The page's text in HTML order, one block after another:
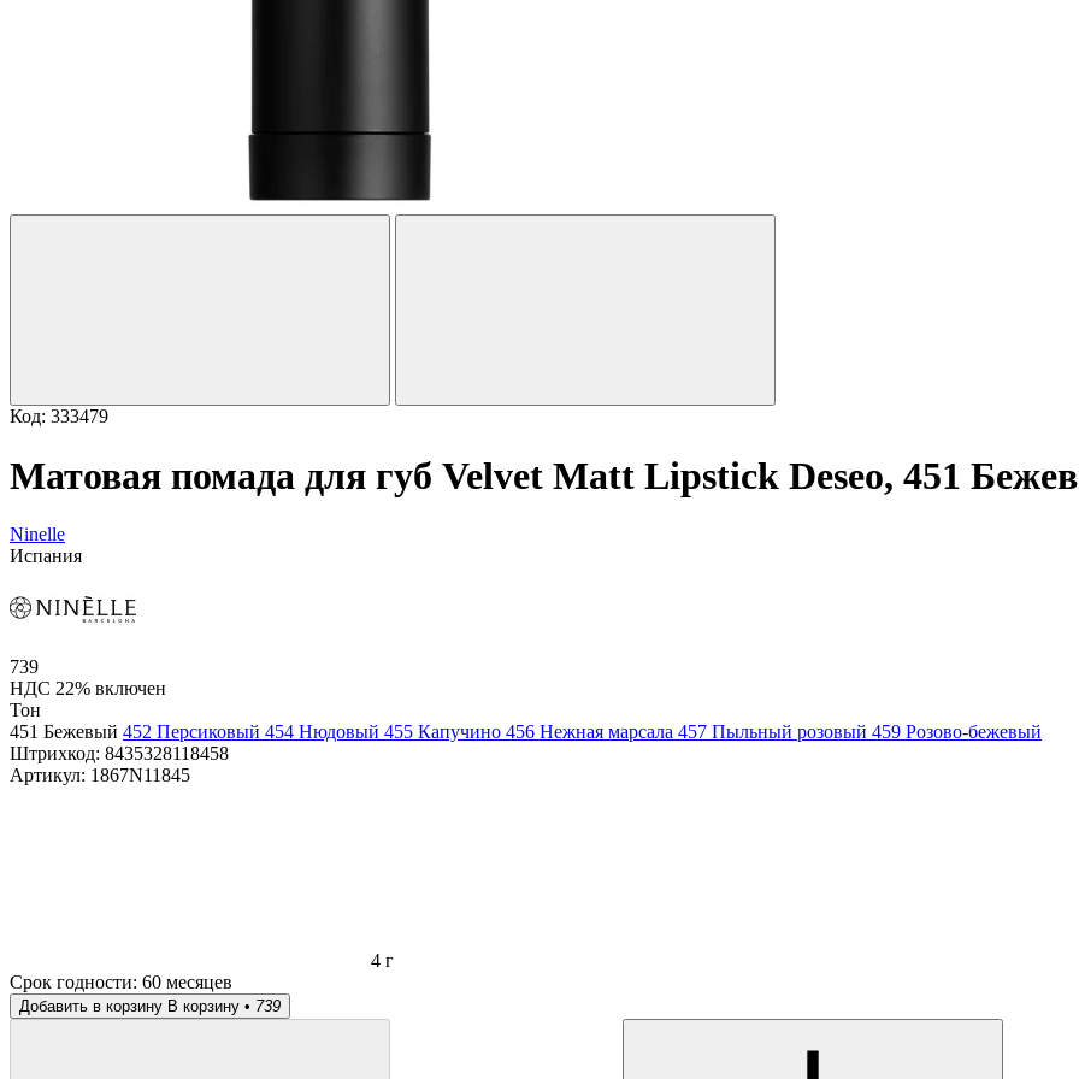
Код: 333479
Матовая помада для губ Velvet Matt Lipstick Deseo, 451
Ninelle
Испания
739
НДС 22% включен
Тон
451 Бежевый 452 Персиковый 454 Нюдовый 455 Капучино 456 Нежная марсала 457 Пыльный розовый 459 Розово-бежевый
Штрихкод: 8435328118458
Артикул: 1867N11845
4 г
Срок годности: 60 месяцев
Добавить в корзину В корзину • 739